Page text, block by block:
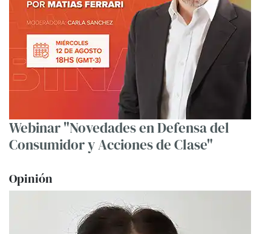
Webinar "Novedades en Defensa del
Consumidor y Acciones de Clase"
Opinión